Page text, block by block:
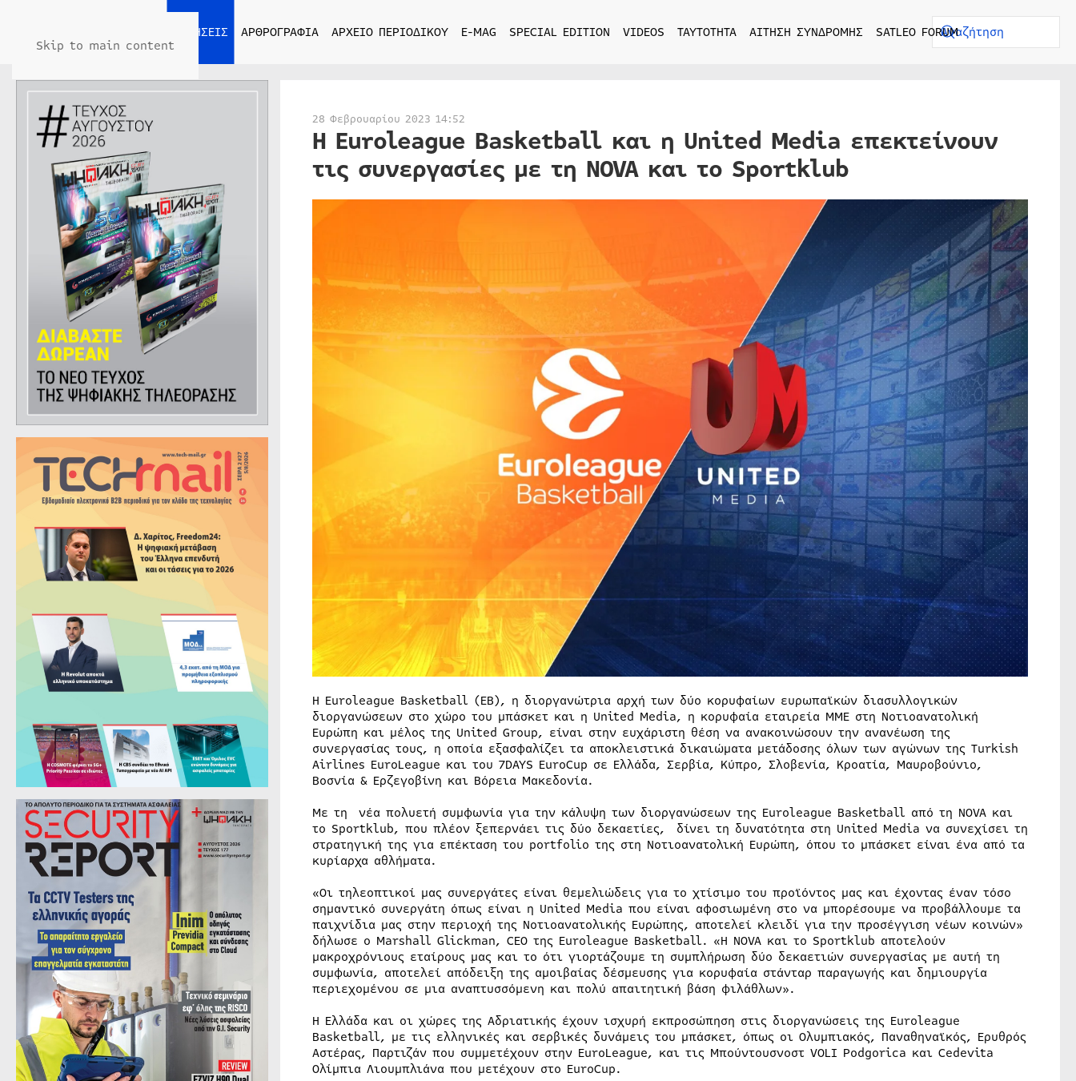
Skip to main content
ΕΙΔΗΣΕΙΣ ΑΡΘΡΟΓΡΑΦΙΑ ΑΡΧΕΙΟ ΠΕΡΙΟΔΙΚΟΥ E-MAG SPECIAL EDITION VIDEOS ΤΑΥΤΟΤΗΤΑ ΑΙΤΗΣΗ ΣΥΝΔΡΟΜΗΣ SATLEO FORUM
28 Φεβρουαρίου 2023 14:52
H Euroleague Basketball και η United Media επεκτείνουν
τις συνεργασίες με τη NOVA και το Sportklub
Η Euroleague Basketball (EB), η διοργανώτρια αρχή των δύο κορυφαίων ευρωπαϊκών διασυλλογικών
διοργανώσεων στο χώρο του μπάσκετ και η United Media, η κορυφαία εταιρεία ΜΜΕ στη Νοτιοανατολική
Ευρώπη και μέλος της United Group, είναι στην ευχάριστη θέση να ανακοινώσουν την ανανέωση της
συνεργασίας τους, η οποία εξασφαλίζει τα αποκλειστικά δικαιώματα μετάδοσης όλων των αγώνων της Turkish
Airlines EuroLeague και του 7DAYS EuroCup σε Ελλάδα, Σερβία, Κύπρο, Σλοβενία, Κροατία, Μαυροβούνιο,
Βοσνία & Ερζεγοβίνη και Βόρεια Μακεδονία.
Με τη νέα πολυετή συμφωνία για την κάλυψη των διοργανώσεων της Euroleague Basketball από τη NOVA και
το Sportklub, που πλέον ξεπερνάει τις δύο δεκαετίες, δίνει τη δυνατότητα στη United Media να συνεχίσει τη
στρατηγική της για επέκταση του portfolio της στη Νοτιοανατολική Ευρώπη, όπου το μπάσκετ είναι ένα από τα
κυρίαρχα αθλήματα.
«Οι τηλεοπτικοί μας συνεργάτες είναι θεμελιώδεις για το χτίσιμο του προϊόντος μας και έχοντας έναν τόσο
σημαντικό συνεργάτη όπως είναι η United Media που είναι αφοσιωμένη στο να μπορέσουμε να προβάλλουμε τα
παιχνίδια μας στην περιοχή της Νοτιοανατολικής Ευρώπης, αποτελεί κλειδί για την προσέγγιση νέων κοινών»
δήλωσε ο Marshall Glickman, CEO της Euroleague Basketball. «Η NOVA και το Sportklub αποτελούν
μακροχρόνιους εταίρους μας και το ότι γιορτάζουμε τη συμπλήρωση δύο δεκαετιών συνεργασίας με αυτή τη
συμφωνία, αποτελεί απόδειξη της αμοιβαίας δέσμευσης για κορυφαία στάνταρ παραγωγής και δημιουργία
περιεχομένου σε μια αναπτυσσόμενη και πολύ απαιτητική βάση φιλάθλων».
Η Ελλάδα και οι χώρες της Αδριατικής έχουν ισχυρή εκπροσώπηση στις διοργανώσεις της Euroleague
Basketball, με τις ελληνικές και σερβικές δυνάμεις του μπάσκετ, όπως οι Ολυμπιακός, Παναθηναϊκός, Ερυθρός
Αστέρας, Παρτιζάν που συμμετέχουν στην EuroLeague, και τις Μπούντουσνοστ VOLI Podgorica και Cedevita
Ολίμπια Λιουμπλιάνα που μετέχουν στο EuroCup.